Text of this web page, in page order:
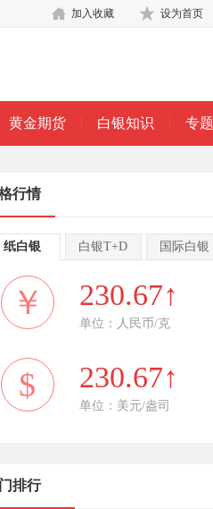
设为首页
加入收藏
黄金期货 白银知识 专题
行情
纸白银 白银T+D 国际白银
￥ 230.67↑
单位：人民币/克
$ 230.67↑
单位：美元/盎司
排行